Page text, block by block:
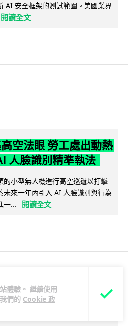
體驗。 繼續使用
們的 Cookie 政
AI 安全框架的測試範圍。美國業界
閱讀全文
空法眼 勞工處出動熱
人臉識別精準執法
的小型無人機進行高空巡邏以打擊
未來一年內引入 AI 人臉識別與行為
一...
閱讀全文